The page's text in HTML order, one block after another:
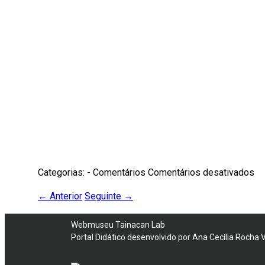
Categorias: - Comentários Comentários desativados
← Anterior Seguinte →
Webmuseu Tainacan Lab
Portal Didático desenvolvido por Ana Cecília Rocha